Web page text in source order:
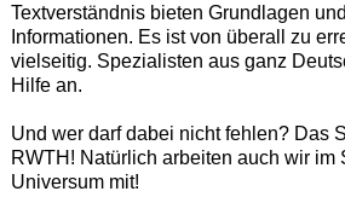
Textverständnis bieten Grundlagen
Informationen. Es ist von überall zu
vielseitig. Spezialisten aus ganz
Hilfe an.
Und wer darf dabei nicht fehlen? Das
RWTH! Natürlich arbeiten auch wir im
Universum mit!